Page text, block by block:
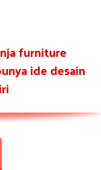
furniture
ide desain